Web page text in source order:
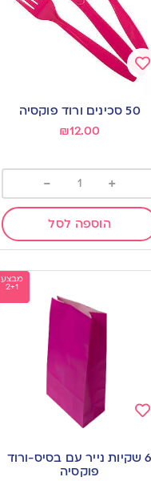
Add
50 סכינים ורוד פוקסיה
₪12.00
+
-
הוספה לסל
מבצע
2+1
to
wishlist
6 שקיות נייר עם בסיס-ורוד
פוקסיה